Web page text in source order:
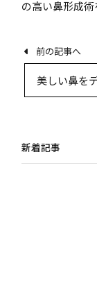
の高い鼻形成術
前の記事へ
美しい鼻を
る最前線：
新着記事